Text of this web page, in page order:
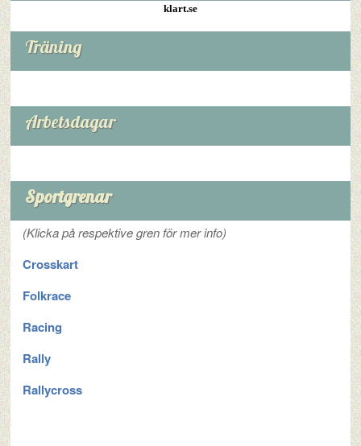
klart.se
Träning
Arbetsdagar
Sportgrenar
(Klicka på respektive gren för mer info)
Crosskart
Folkrace
Racing
Rally
Rallycross